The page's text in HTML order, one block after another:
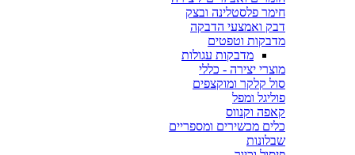
חימר פלסטלינה ובצק
דבק ואמצעי הדבקה
מדבקות וטפטים
מדבקות עגולות
מוצרי יצירה - כללי
סול קלקר ומוקצפים
פוליגל ומפל
קאפה וקנווס
כלים מכשירים ומספריים
שבלונות